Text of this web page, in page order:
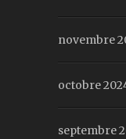
novembre
octobre
septembre